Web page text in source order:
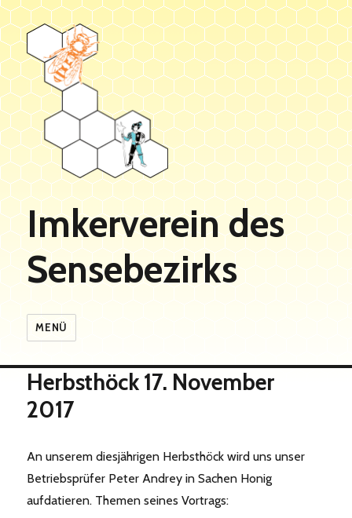
Imkerverein des
Sensebezirks
MENÜ
Herbsthöck 17. November
2017
An unserem diesjährigen Herbsthöck wird uns unser
Betriebsprüfer Peter Andrey in Sachen Honig
aufdatieren. Themen seines Vortrags: